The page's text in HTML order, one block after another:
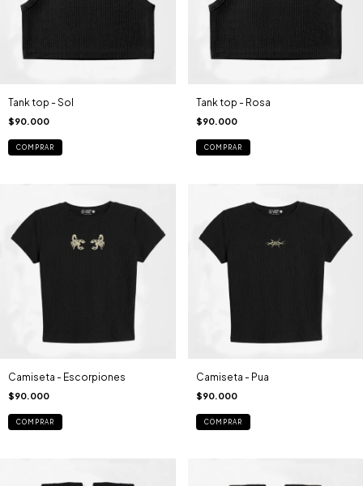
Tank top - Sol
$90.000
COMPRAR
Tank top - Rosa
$90.000
COMPRAR
Camiseta - Escorpiones
$90.000
COMPRAR
Camiseta - Pua
$90.000
COMPRAR